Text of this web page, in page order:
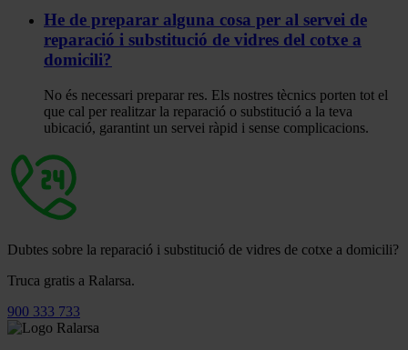
He de preparar alguna cosa per al servei de
reparació i substitució de vidres del cotxe a
domicili?
No és necessari preparar res. Els nostres tècnics porten tot el
que cal per realitzar la reparació o substitució a la teva
ubicació, garantint un servei ràpid i sense complicacions.
Dubtes sobre la reparació i substitució de vidres de cotxe a domicili?
Truca gratis a Ralarsa.
900 333 733